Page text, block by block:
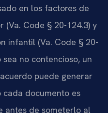
en los factores de
(Va. Code § 20-124.3) y
infantil (Va. Code § 20-
no contencioso, un
puede generar
cada documento es
antes de someterlo al